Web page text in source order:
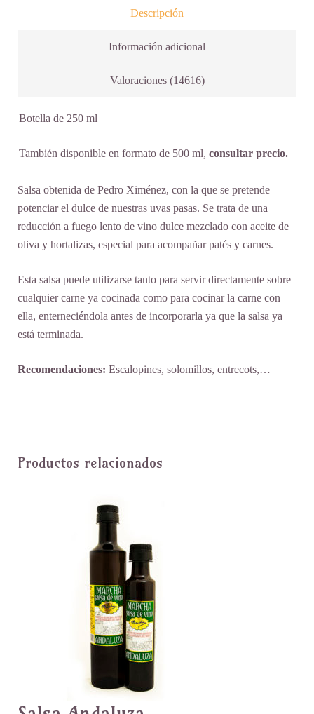
Descripción
Información adicional
Valoraciones (14616)
Botella de 250 ml
También disponible en formato de 500 ml, consultar precio.
Salsa obtenida de Pedro Ximénez, con la que se pretende
potenciar el dulce de nuestras uvas pasas. Se trata de una
reducción a fuego lento de vino dulce mezclado con aceite de
oliva y hortalizas, especial para acompañar patés y carnes.
Esta salsa puede utilizarse tanto para servir directamente sobre
cualquier carne ya cocinada como para cocinar la carne con
ella, enterneciéndola antes de incorporarla ya que la salsa ya
está terminada.
Recomendaciones: Escalopines, solomillos, entrecots,…
Productos relacionados